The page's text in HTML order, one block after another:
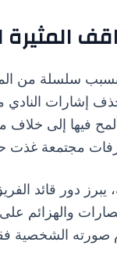
المثيرة
سلسلة من
إشارات النادي
ألمح فيها إلى
مجتمعة غذت
يبرز دور قائد
والهزائم
الشخصية